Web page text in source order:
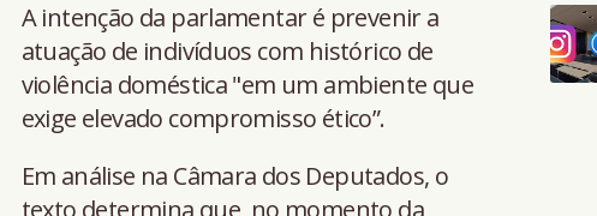
A intenção da parlamentar é prevenir a
atuação de indivíduos com histórico de
violência doméstica "em um ambiente que
exige elevado compromisso ético”.
Em análise na Câmara dos Deputados, o